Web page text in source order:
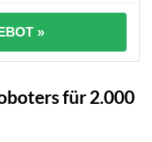
»
für 2.000